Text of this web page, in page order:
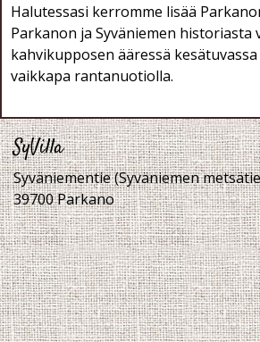
Halutessasi kerromme lisää
Parkanon ja Syväniemen historiasta
kahvikupposen ääressä
vaikkapa rantanuotiolla.
SyVilla
Syväniementie (Syväniemen
39700 Parkano